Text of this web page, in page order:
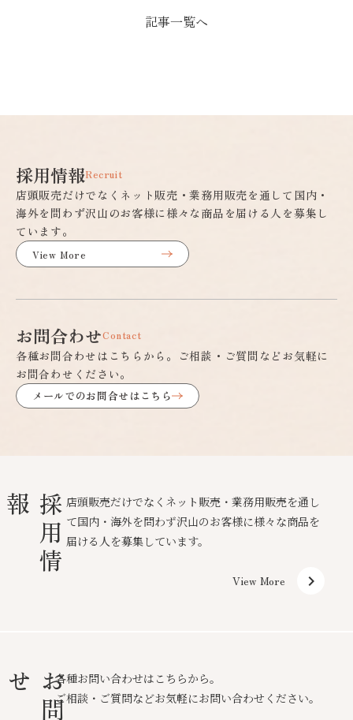
記事一覧へ
採用情報Recruit
店頭販売だけでなくネット販売・業務用販売を通して国内・
海外を問わず沢山のお客様に様々な商品を届ける人を募集し
ています。
View More
お問合わせContact
各種お問合わせはこちらから。ご相談・ご質問などお気軽に
お問合わせください。
メールでのお問合せはこちら
採
用
情
報
店頭販売だけでなくネット販売・業務用販売を通し
て国内・海外を問わず沢山のお客様に様々な商品を
届ける人を募集しています。
View More keyboard_arrow_right
せ
各種お問い合わせはこちらから。
ご相談・ご質問などお気軽にお問い合わせください。